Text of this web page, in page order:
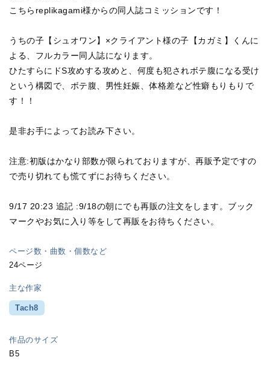
こちらreplikagami様からの同人誌コミッションです！
うちの子【シュオワン】×クライアント様の子【カガミ】くんに
よる、フルカラー同人誌になります。
ひたすらにドS攻めする攻めと、何度も犯されボテ腹になる受け
という構図で、ボテ腹、男性妊娠、体格差など性癖もりもりで
す！！
是非お手によってお読み下さい。
注意:初版はかなり部数が限られておりますが、再販予定ですの
で売り切れても慌てずにお待ちください。
9/17 20:23 追記 :9/18の朝にでも再販の注文をします。ブック
マークやお気に入り等をして再販をお待ちください。
ページ数・曲数・個数など
24ページ
主な作家
Tach8
作品のサイズ
B5